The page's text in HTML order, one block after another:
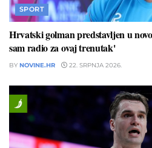
SPORT
Hrvatski golman predstavljen u
sam radio za ovaj trenutak'
BY NOVINE.HR 22. SRPNJA 2026.